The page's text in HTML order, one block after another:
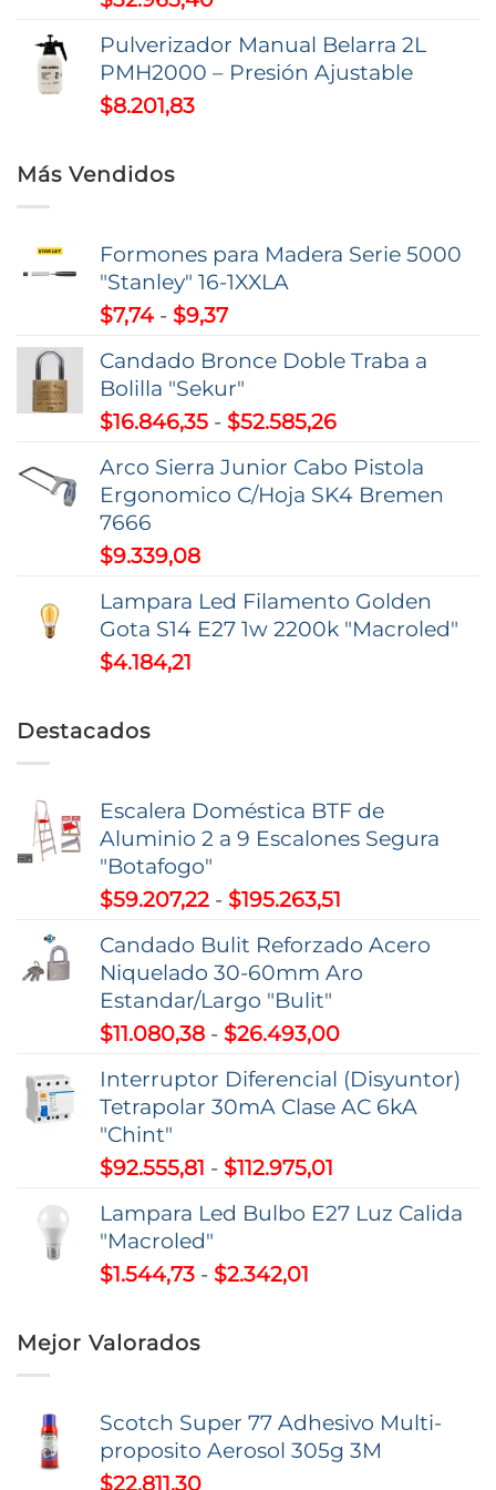
Pulverizador Manual Belarra 2L
PMH2000 – Presión Ajustable
$8.201,83
Más Vendidos
Formones para Madera Serie 5000
"Stanley" 16-1XXLA
$7,74 - $9,37Rango
precios:
desde
$7,74
hasta
$9,37
Candado Bronce Doble Traba a
Bolilla "Sekur"
$16.846,35 - $52.585,26Rango
precios:
desde
$52.585,26
Arco Sierra Junior Cabo Pistola
Ergonomico C/Hoja SK4 Bremen
7666
$9.339,08
Lampara Led Filamento Golden
Gota S14 E27 1w 2200k "Macroled"
$4.184,21
Destacados
Escalera Doméstica BTF de
Aluminio 2 a 9 Escalones Segura
"Botafogo"
$59.207,22 - $195.263,51
precios:
desde
$195.263,51
Candado Bulit Reforzado Acero
Niquelado 30-60mm Aro
Estandar/Largo "Bulit"
$11.080,38 - $26.493,00Rango
precios:
desde
$26.493,00
Interruptor Diferencial (Disyuntor)
Tetrapolar 30mA Clase AC 6kA
"Chint"
$92.555,81 - $112.975,01
precios:
Lampara Led Bulbo E27 Luz Calida
"Macroled"
$1.544,73 - $2.342,01
hasta
$2.342,01
Mejor Valorados
Scotch Super 77 Adhesivo Multi-
proposito Aerosol 305g 3M
$22.811,30